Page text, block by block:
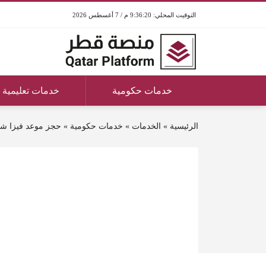
9:36:20 م / 7 أغسطس 2026
خدمات حكومية خدمات تعليمية
الرئيسية » الخدمات » خدمات حكومية » حجز موعد فيزا